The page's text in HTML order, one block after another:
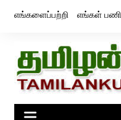
எங்களைப்பற்றி எங்கள் பணி